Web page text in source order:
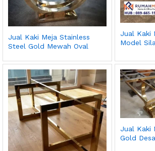
Jual Kaki Meja Stainless
Steel Gold Mewah Oval
Jual Kaki
Model
Jual Kaki
Gold